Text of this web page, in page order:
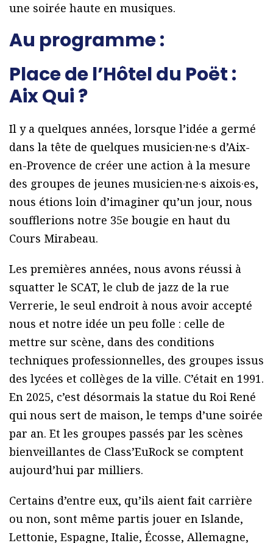
une soirée haute en musiques.
Au programme :
Place de l’Hôtel du Poët :
Aix Qui ?
Il y a quelques années, lorsque l’idée a germé
dans la tête de quelques musicien·ne·s d’Aix-
en-Provence de créer une action à la mesure
des groupes de jeunes musicien·ne·s aixois·es,
nous étions loin d’imaginer qu’un jour, nous
soufflerions notre 35e bougie en haut du
Cours Mirabeau.
Les premières années, nous avons réussi à
squatter le SCAT, le club de jazz de la rue
Verrerie, le seul endroit à nous avoir accepté
nous et notre idée un peu folle : celle de
mettre sur scène, dans des conditions
techniques professionnelles, des groupes issus
des lycées et collèges de la ville. C’était en 1991.
En 2025, c’est désormais la statue du Roi René
qui nous sert de maison, le temps d’une soirée
par an. Et les groupes passés par les scènes
bienveillantes de Class’EuRock se comptent
aujourd’hui par milliers.
Certains d’entre eux, qu’ils aient fait carrière
ou non, sont même partis jouer en Islande,
Lettonie, Espagne, Italie, Écosse, Allemagne,